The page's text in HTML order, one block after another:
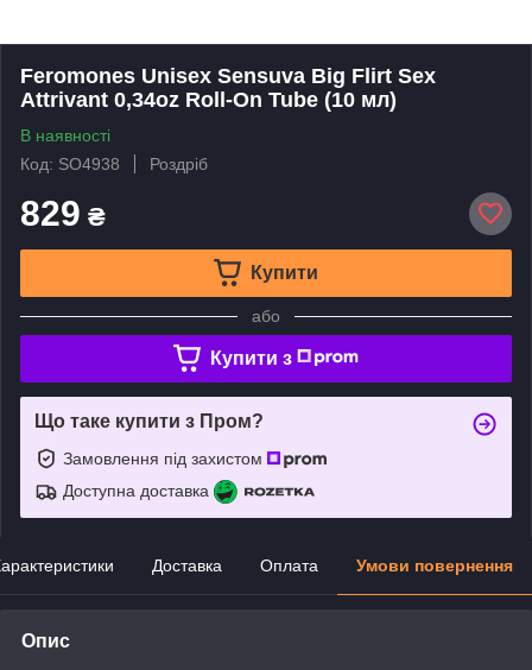
Feromones Unisex Sensuva Big Flirt Sex
Attrivant 0,34oz Roll-On Tube (10 мл)
В наявності
Код: SO4938
Роздріб
829 ₴
Купити
або
Купити з
Що таке купити з Пром?
Замовлення під захистом
Доступна доставка
Доставка Оплата Умови повернення
Опис